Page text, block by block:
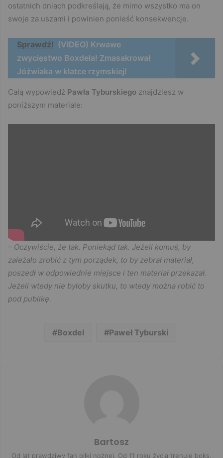
ostatnich dniach podkreślają, że mimo wszystko ma on
swoje za uszami i powinien ponieść konsekwencje.
Sprawdź! (VIDEO) Krwawe
zwycięstwo Boxdela! Zmasakrował
Jóźwiaka w klatce rzymskiej!
Całą wypowiedź Pawła Tyburskiego znajdziesz w
poniższym materiale:
– Oczywiście, że tak. Poniekąd tak. Jeżeli komuś, by
zależało zrobić z tym porządek, to by zebrał materiał,
poszedł w odpowiednie miejsce i ten materiał przekazał.
Jeżeli wtedy nie byłoby skutku, to wtedy można robić to
pod publikę.
Boxdel Paweł Tyburski
Bartosz
Od lat prawdziwy fan piłki nożnej. Od 11 roku życia trenuję boks,